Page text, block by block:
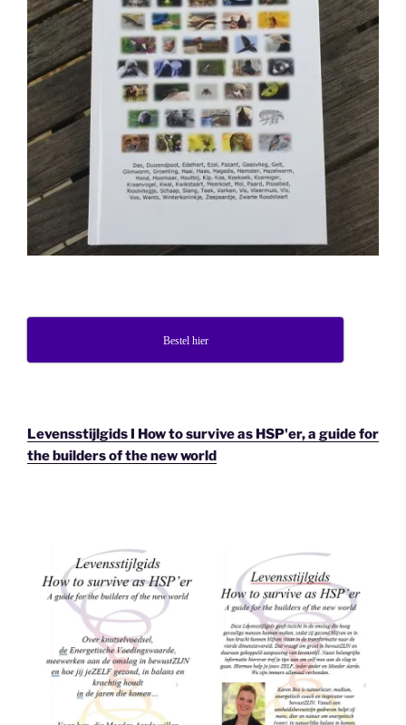
Bestel hier
Levensstijlgids I How to survive as HSP'er, a guide for
the builders of the new world